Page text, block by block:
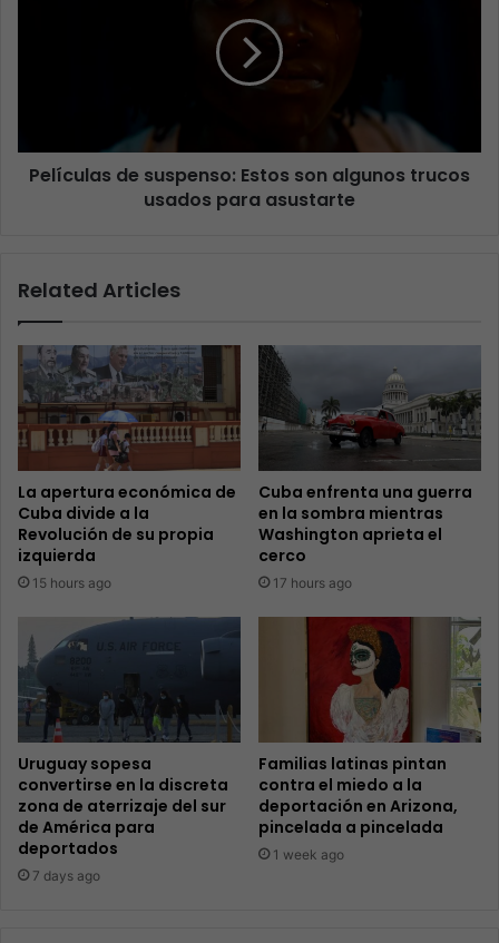
Películas de suspenso: Estos son algunos trucos
usados para asustarte
Related Articles
La apertura económica de
Cuba divide a la
Revolución de su propia
izquierda
15 hours ago
Cuba enfrenta una guerra
en la sombra mientras
Washington aprieta el
cerco
17 hours ago
Uruguay sopesa
convertirse en la discreta
zona de aterrizaje del sur
de América para
deportados
7 days ago
Familias latinas pintan
contra el miedo a la
deportación en Arizona,
pincelada a pincelada
1 week ago